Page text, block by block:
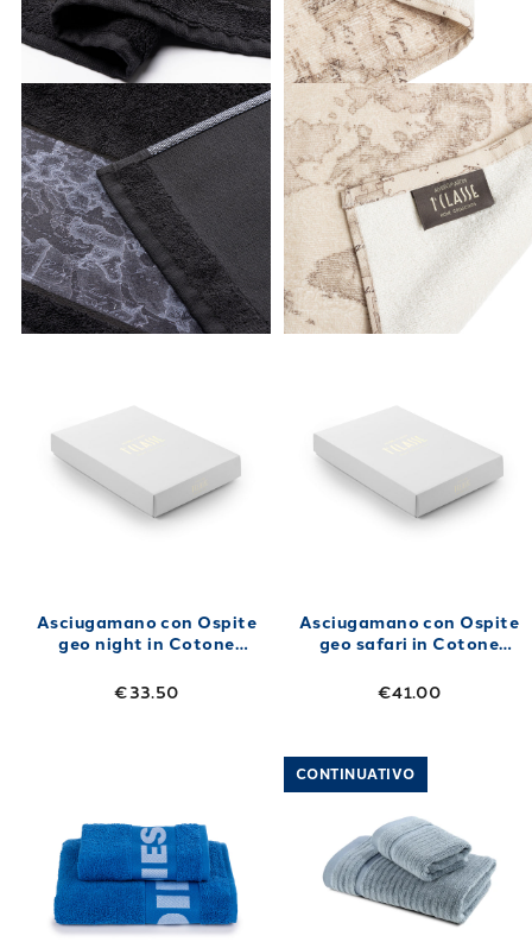
Asciugamano con Ospite
geo night in Cotone
Nero
€33.50
Asciugamano con Ospite
geo safari in Cotone
€41.00
Asciugamano con Ospite logo in
Link to "
CONTINUATIVO